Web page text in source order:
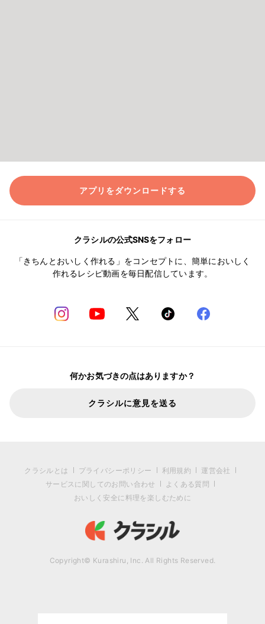
アプリをダウンロードする
クラシルの公式SNSをフォロー
「きちんとおいしく作れる」をコンセプトに、簡単においしく
作れるレシピ動画を毎日配信しています。
何かお気づきの点はありますか？
クラシルに意見を送る
クラシルとは プライバシーポリシー 利用規約
運営会社
サービスに関してのお問い合わせ
よくある質問
おいしく安全に料理を楽しむために
Copyright© Kurashiru, Inc. All Rights Reserved.